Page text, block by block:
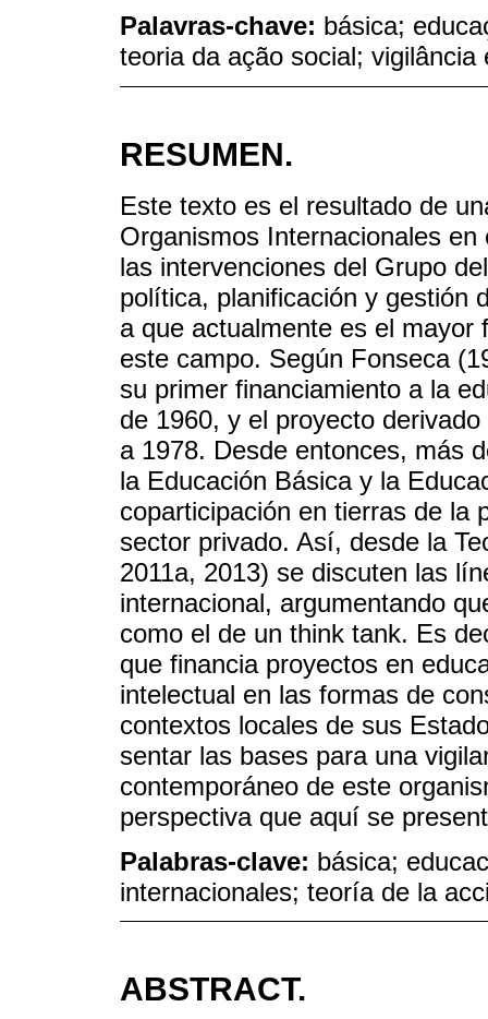
Palavras-chave: básica;
teoria da ação social; vigilância
RESUMEN.
Este texto es el resultado de
Organismos Internacionales
las intervenciones del Grupo
política, planificación y gestión
a que actualmente es el mayor
este campo. Según Fonseca
su primer financiamiento a la
de 1960, y el proyecto
a 1978. Desde entonces, más
la Educación Básica y la
coparticipación en tierras de la
sector privado. Así, desde la
2011a, 2013) se discuten las
internacional, argumentando
como el de un think tank. Es
que financia proyectos en
intelectual en las formas de
contextos locales de sus
sentar las bases para una
contemporáneo de este
perspectiva que aquí se
Palabras-clave: básica;
internacionales; teoría de la
ABSTRACT.